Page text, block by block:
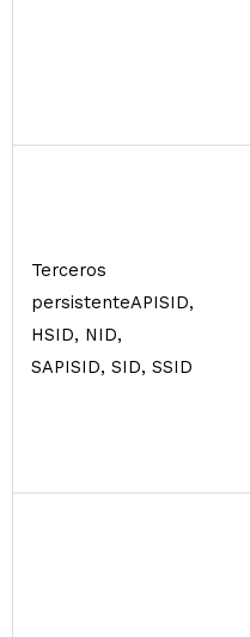
Terceros
persistenteAPISID,
HSID, NID,
SAPISID, SID, SSID